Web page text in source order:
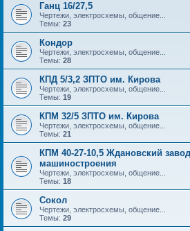
Ганц 16/27,5
Чертежи, электросхемы, общение...
Темы: 23
Кондор
Чертежи, электросхемы, общение...
Темы: 28
КПД 5/3,2 ЗПТО им. Кирова
Чертежи, электросхемы, общение...
Темы: 19
КПМ 32/5 ЗПТО им. Кирова
Чертежи, электросхемы, общение...
Темы: 21
КПМ 40-27-10,5 Ждановский
машиностроения
Чертежи, электросхемы, общение...
Темы: 18
Сокол
Чертежи, электросхемы, общение...
Темы: 29